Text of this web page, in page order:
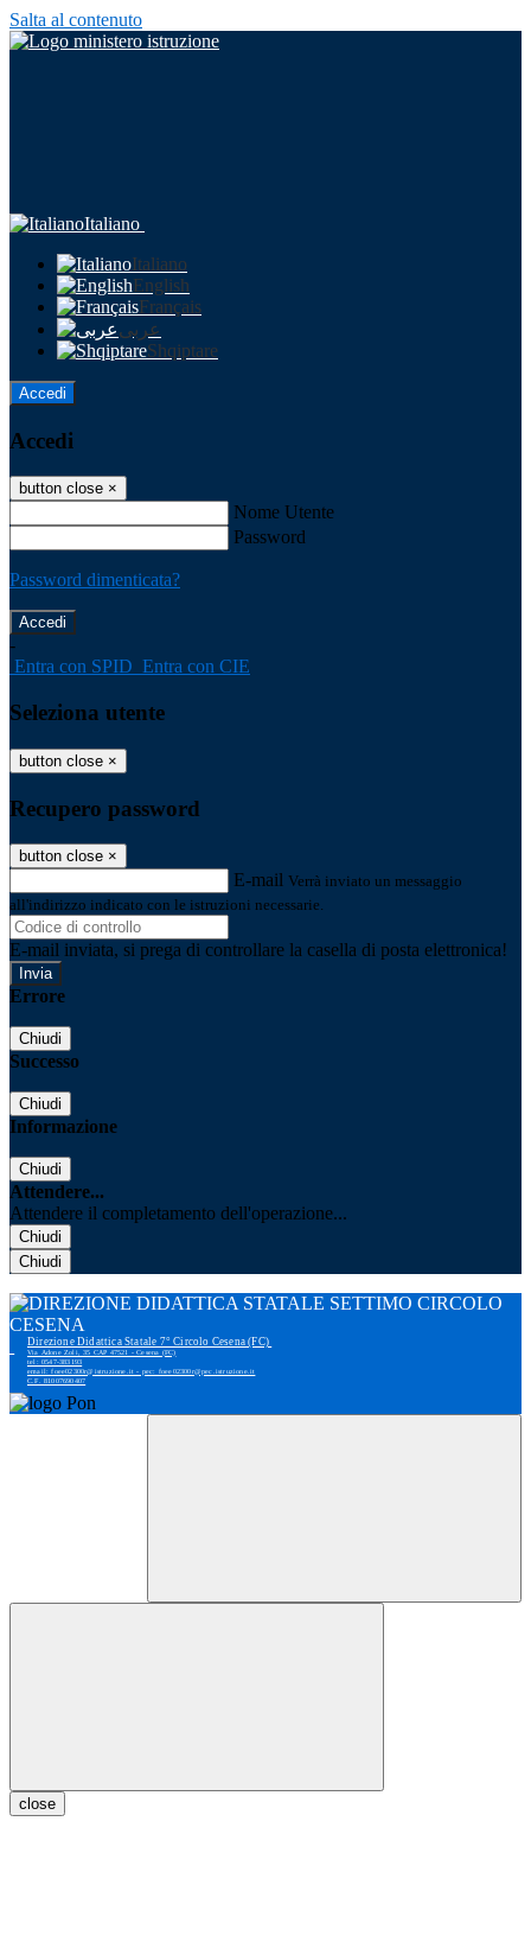
Salta al contenuto
Italiano
Italiano
English
Français
عربى
Shqiptare
Accedi
Accedi
button close ×
Nome Utente
Password
Password dimenticata?
-
Entra con SPID Entra con CIE
Seleziona utente
button close ×
Recupero password
button close ×
E-mail Verrà inviato un messaggio
all'indirizzo indicato con le istruzioni necessarie.
E-mail inviata, si prega di controllare la casella di posta elettronica!
Errore
Chiudi
Successo
Chiudi
Informazione
Chiudi
Attendere...
Attendere il completamento dell'operazione...
Chiudi
Chiudi
Direzione Didattica Statale 7° Circolo Cesena (FC)
Via Adone Zoli, 35 CAP 47521 - Cesena (FC)
tel: 0547-383193
email: foee02300r@istruzione.it - pec: foee02300r@pec.istruzione.it
C.F. 81007690407
close